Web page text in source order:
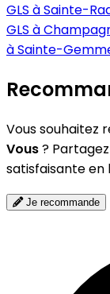
GLS à Sainte-
GLS à
à Sainte-
Vous souhaitez
Vous?
satisfaisante
Je recommande